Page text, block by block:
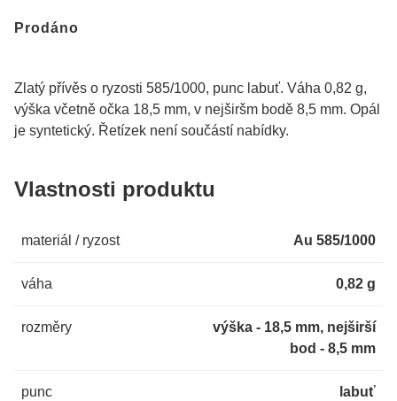
Prodáno
Zlatý přívěs o ryzosti 585/1000, punc labuť. Váha 0,82 g,
výška včetně očka 18,5 mm, v nejširšm bodě 8,5 mm. Opál
je syntetický. Řetízek není součástí nabídky.
Vlastnosti produktu
materiál / ryzost Au 585/1000
váha 0,82 g
rozměry
výška - 18,5 mm, nejširší
bod - 8,5 mm
punc labuť